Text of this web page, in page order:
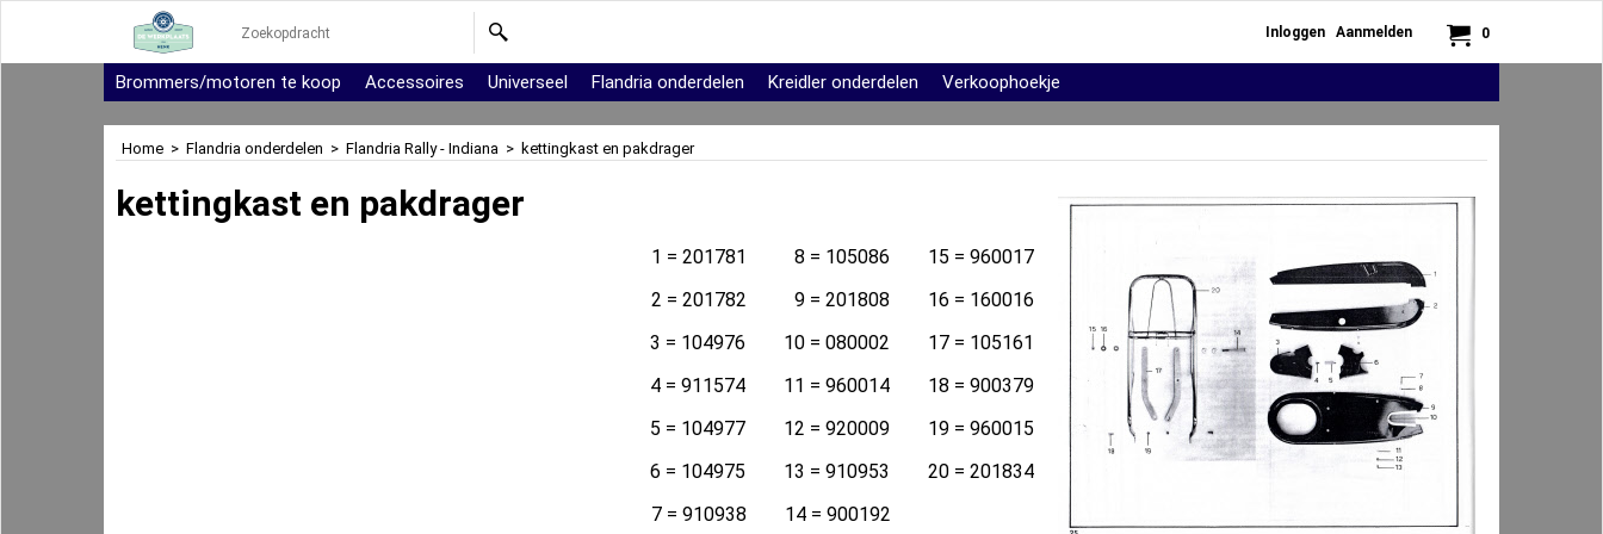
0
Inloggen Aanmelden
Brommers/motoren te koop Accessoires Universeel Flandria onderdelen Kreidler onderdelen Verkoophoekje
Home > Flandria onderdelen > Flandria Rally - Indiana > kettingkast en pakdrager
kettingkast en pakdrager
1 = 201781 8 = 105086 15 = 960017
2 = 201782 9 = 201808 16 = 160016
3 = 104976 10 = 080002 17 = 105161
4 = 911574 11 = 960014 18 = 900379
5 = 104977 12 = 920009 19 = 960015
6 = 104975 13 = 910953 20 = 201834
7 = 910938 14 = 900192